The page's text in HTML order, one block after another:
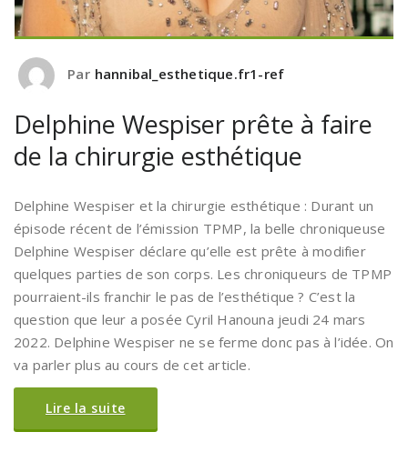
Par hannibal_esthetique.fr1-ref
Delphine Wespiser prête à faire
de la chirurgie esthétique
Delphine Wespiser et la chirurgie esthétique : Durant un
épisode récent de l’émission TPMP, la belle chroniqueuse
Delphine Wespiser déclare qu’elle est prête à modifier
quelques parties de son corps. Les chroniqueurs de TPMP
pourraient-ils franchir le pas de l’esthétique ? C’est la
question que leur a posée Cyril Hanouna jeudi 24 mars
2022. Delphine Wespiser ne se ferme donc pas à l’idée. On
va parler plus au cours de cet article.
Lire la suite